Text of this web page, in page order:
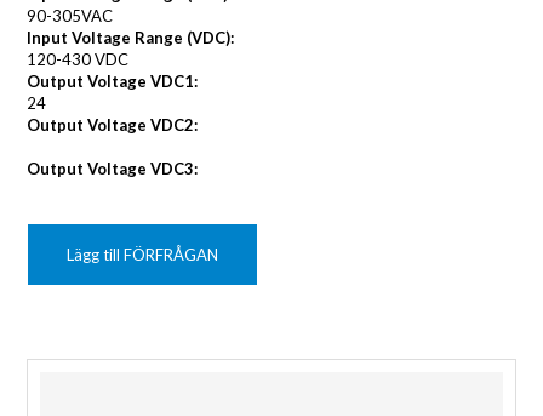
90-305VAC
Input Voltage Range (VDC):
120-430 VDC
Output Voltage VDC1:
24
Output Voltage VDC2:
Output Voltage VDC3:
Lägg till FÖRFRÅGAN